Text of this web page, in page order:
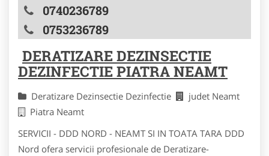
0740236789
0753236789
DERATIZARE DEZINSECTIE
DEZINFECTIE PIATRA NEAMT
Deratizare Dezinsectie Dezinfectie
judet Neamt
Piatra Neamt
SERVICII - DDD NORD - NEAMT SI IN TOATA TARA DDD
Nord ofera servicii profesionale de Deratizare-